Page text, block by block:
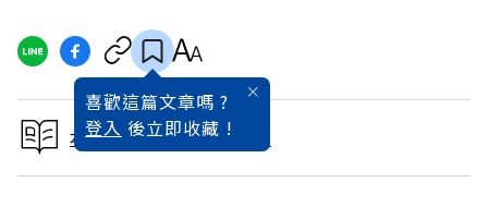
喜歡這篇文章嗎 ?
登入 後立即收藏 !
本文出自公職必中關鍵術